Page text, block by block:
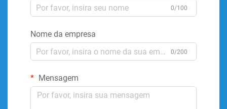
0/100
Nome da empresa
0/200
Mensagem